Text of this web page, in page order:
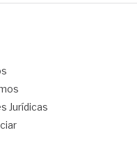
Jurídicas